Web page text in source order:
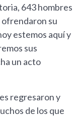
643 hombres
ofrendaron su
estemos aquí y
sus
un acto
regresaron y
de los que